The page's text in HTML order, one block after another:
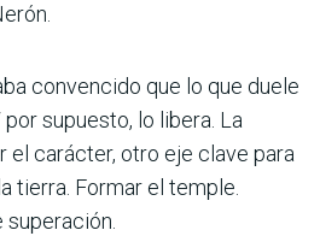
convencido que lo que duele
supuesto, lo libera. La
el carácter, otro eje clave para
tierra. Formar el temple.